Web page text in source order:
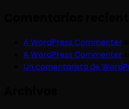
A WordPress Commenter
A WordPress Commenter
Un comentarista de